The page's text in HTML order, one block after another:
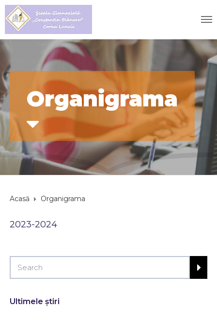
Organigrama
Acasă Organigrama
2023-2024
Ultimele știri